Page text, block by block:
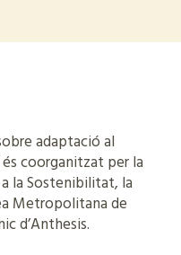
adaptació al
coorganitzat per la
la Sostenibilitat, la
Metropolitana de
d’Anthesis.